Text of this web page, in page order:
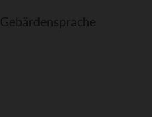
Gebärdensprache